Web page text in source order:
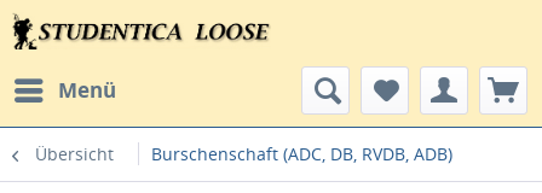
Menü
Übersicht Burschenschaft (ADC, DB, RVDB, ADB)